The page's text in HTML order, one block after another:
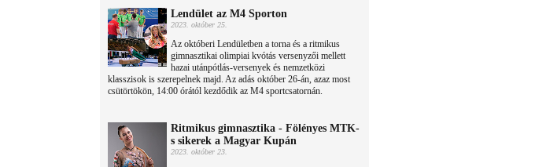
Lendület az M4 Sporton
2023. október 25.
Az októberi Lendületben a torna és a ritmikus
gimnasztikai olimpiai kvótás versenyzői mellett
hazai utánpótlás-versenyek és nemzetközi
klasszisok is szerepelnek majd. Az adás október 26-án, azaz most
csütörtökön, 14:00 órától kezdődik az M4 sportcsatornán.
Ritmikus gimnasztika - Fölényes MTK-
s sikerek a Magyar Kupán
2023. október 23.